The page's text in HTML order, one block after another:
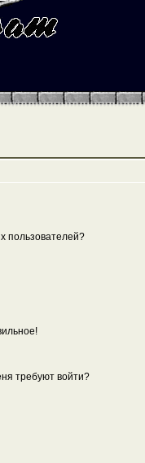
пользователей?
требуют войти?